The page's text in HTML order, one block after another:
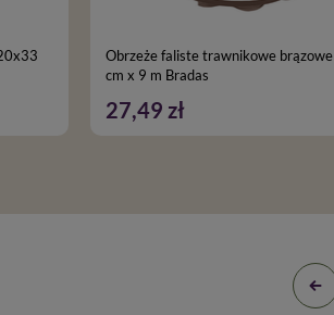
Obrzeże faliste trawnikowe brązowe – 10
cm x 9 m Bradas
27,49 zł